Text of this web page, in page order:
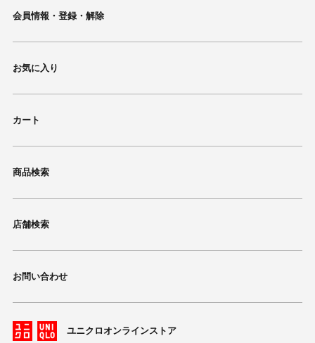
会員情報・登録・解除
お気に入り
カート
商品検索
店舗検索
お問い合わせ
ユニクロオンラインストア